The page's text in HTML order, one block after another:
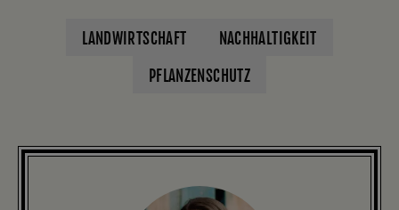
LANDWIRTSCHAFT
NACHHALTIGKEIT
PFLANZENSCHUTZ